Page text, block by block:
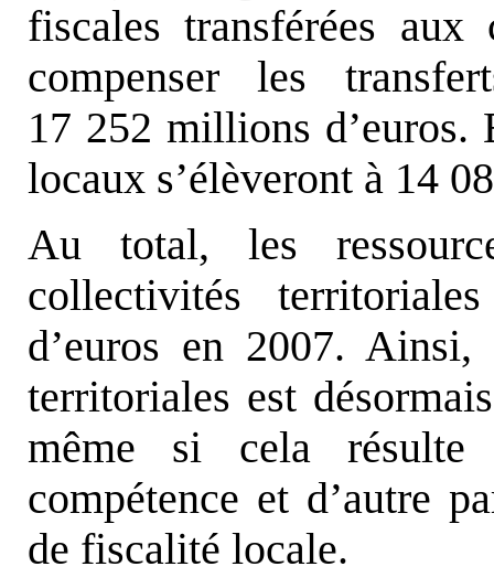
fiscales transférées
compenser les
17 252 millions d’euros.
locaux s’élèveront à 14
Au total, les
collectivités
d’euros en 2007.
territoriales est
même si cela résulte
compétence et d’autre
de fiscalité locale.